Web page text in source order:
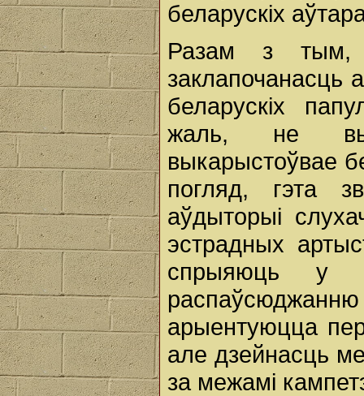
беларускіх
Разам з тым,
заклапочанасць
беларускіх
жаль, не
выкарыстоўвае
погляд, гэта
аўдыторыі
эстрадных
спрыяюць у
арыентуюцца
але дзейнасць
за межамі